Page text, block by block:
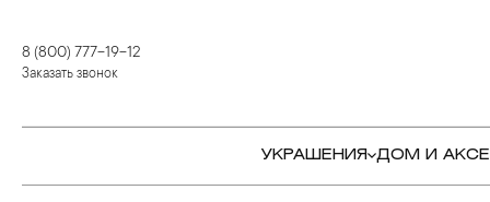
8 (800) 777-19-12
Заказать звонок
УКРАШЕНИЯ ДОМ И